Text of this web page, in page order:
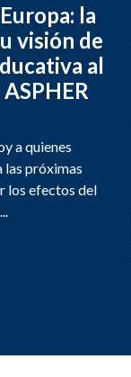
la
visión de
al
a quienes
las próximas
los efectos del